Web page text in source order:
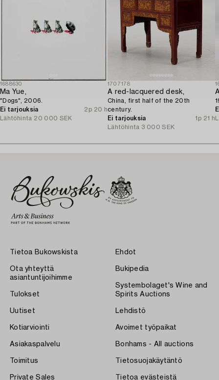
1688630
Ma Yue,
"Dogs", 2006.
Ei tarjouksia
2p 20 h
Lähtöhinta 20 000 SEK
1707178
A red-lacquered desk,
China, first half of the 20th
century.
Ei tarjouksia
1p 21 h
Lähtöhinta 3 000 SEK
Tietoa Bukowskista
Ota yhteyttä
asiantuntijoihimme
Tulokset
Uutiset
Kotiarviointi
Asiakaspalvelu
Toimitus
Private Sales
Ehdot
Bukipedia
Systembolaget's Wine and
Spirits Auctions
Lehdistö
Avoimet työpaikat
Bonhams - All auctions
Tietosuojakäytäntö
Tietoa evästeistä